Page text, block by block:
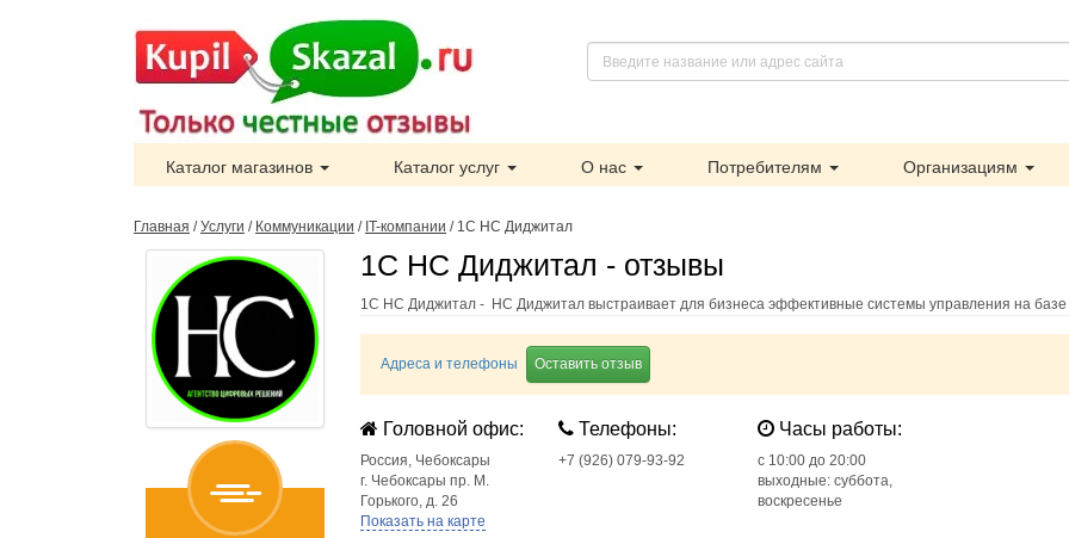
Каталог магазинов Каталог услуг О нас Потребителям Организациям
Главная /Услуги / Коммуникации / IT-компании / 1С НС Диджитал
1С НС Диджитал - отзывы
1С НС Диджитал - НС Диджитал выстраивает для бизнеса эффективные системы управления на
Адреса и телефоны Оставить отзыв
Головной офис:
Россия, Чебоксары
г. Чебоксары пр. М.
Горького, д. 26
Показать на карте
Телефоны:
+7 (926) 079-93-92
Часы работы:
c 10:00 до 20:00
выходные: суббота,
воскресенье